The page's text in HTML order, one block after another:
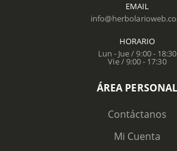
EMAIL
HORARIO
Lun - Jue / 9:00 - 18:30
Vie / 9:00 - 17:30
ÁREA PERSONAL
Contáctanos
Mi Cuenta